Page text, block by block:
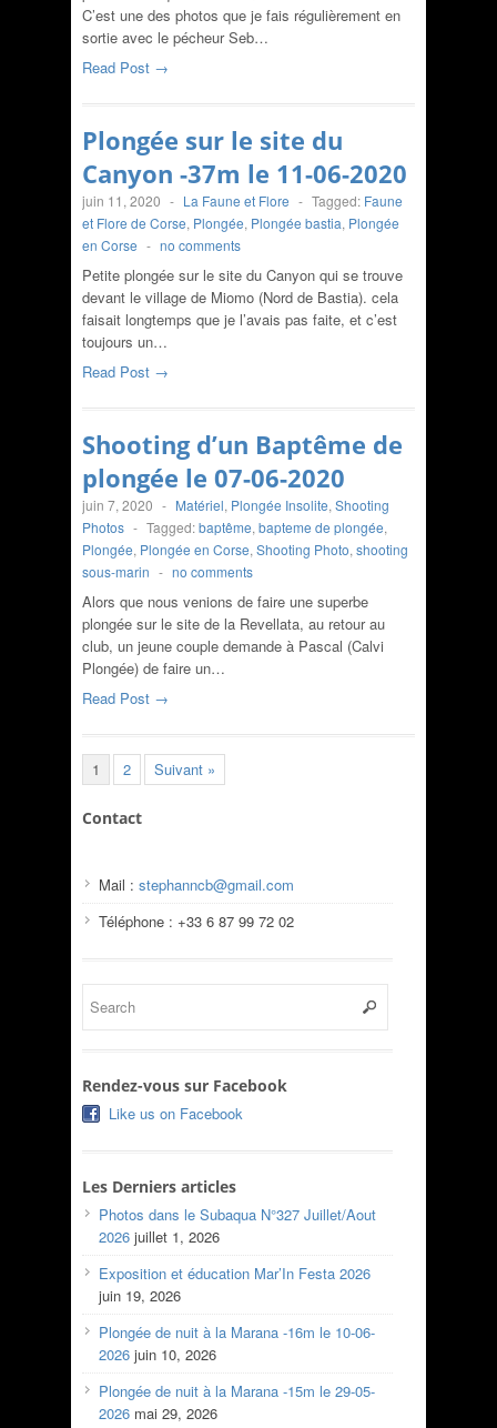
C’est une des photos que je fais régulièrement en
sortie avec le pécheur Seb…
Read Post →
Plongée sur le site du
Canyon -37m le 11-06-2020
juin 11, 2020 - La Faune et Flore - Tagged: Faune
et Flore de Corse, Plongée, Plongée bastia, Plongée
en Corse - no comments
Petite plongée sur le site du Canyon qui se trouve
devant le village de Miomo (Nord de Bastia). cela
faisait longtemps que je l’avais pas faite, et c’est
toujours un…
Read Post →
Shooting d’un Baptême de
plongée le 07-06-2020
juin 7, 2020 - Matériel, Plongée Insolite, Shooting
Photos - Tagged:baptême, bapteme de plongée,
Plongée, Plongée en Corse, Shooting Photo, shooting
sous-marin - no comments
Alors que nous venions de faire une superbe
plongée sur le site de la Revellata, au retour au
club, un jeune couple demande à Pascal (Calvi
Plongée) de faire un…
Read Post →
1 2 Suivant »
Contact
Mail : stephanncb@gmail.com
Téléphone : +33 6 87 99 72 02
Rendez-vous sur Facebook
Like us on Facebook
Les Derniers articles
Photos dans le Subaqua N°327 Juillet/Aout
2026 juillet 1, 2026
Exposition et éducation Mar’In Festa 2026
juin 19, 2026
Plongée de nuit à la Marana -16m le 10-06-
2026 juin 10, 2026
Plongée de nuit à la Marana -15m le 29-05-
2026 mai 29, 2026